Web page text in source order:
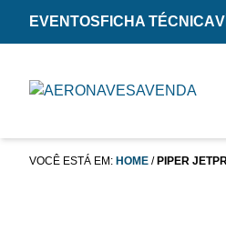
EVENTOS FICHA TÉCNICA
VOCÊ ESTÁ EM: HOME / PIPER